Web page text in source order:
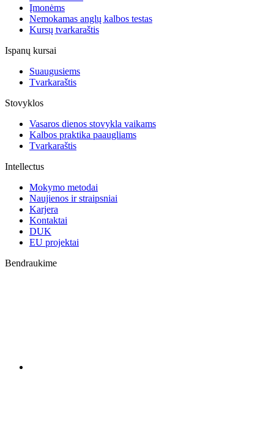
Įmonėms
Nemokamas anglų kalbos testas
Kursų tvarkaraštis
Ispanų kursai
Suaugusiems
Tvarkaraštis
Stovyklos
Vasaros dienos stovykla vaikams
Kalbos praktika paaugliams
Tvarkaraštis
Intellectus
Mokymo metodai
Naujienos ir straipsniai
Karjera
Kontaktai
DUK
EU projektai
Bendraukime